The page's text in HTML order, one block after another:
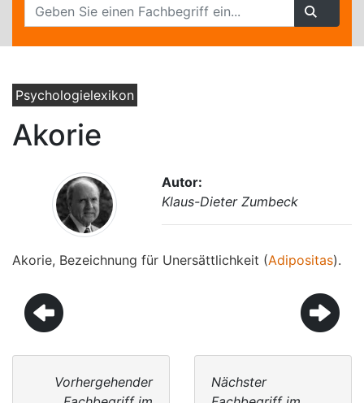
Psychologielexikon
Akorie
Autor:
Klaus-Dieter Zumbeck
Akorie, Bezeichnung für Unersättlichkeit (Adipositas).
Vorhergehender
Nächster